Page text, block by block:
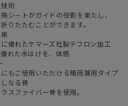
術
シートがガイドの役割を果たし、
りたたむことができます。
優れたケマーズ社製テフロン加工
れた水はけを、体感
もご使用いただける晴雨兼用タイプ
なる骨
スファイバー骨を使用。